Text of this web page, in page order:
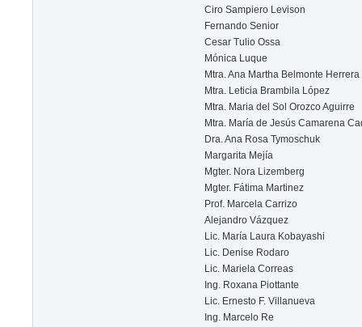
Ciro Sampiero Levison
Fernando Senior
Cesar Tulio Ossa
Mónica Luque
Mtra. Ana Martha Belmonte Herrera
Mtra. Leticia Brambila López
Mtra. Maria del Sol Orozco Aguirre
Mtra. María de Jesús Camarena
Dra. Ana Rosa Tymoschuk
Margarita Mejía
Mgter. Nora Lizemberg
Mgter. Fátima Martinez
Prof. Marcela Carrizo
Alejandro Vázquez
Lic. María Laura Kobayashi
Lic. Denise Rodaro
Lic. Mariela Correas
Ing. Roxana Piottante
Lic. Ernesto F. Villanueva
Ing. Marcelo Re